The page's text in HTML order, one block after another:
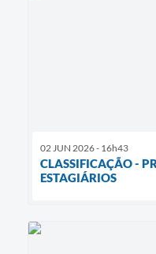
02 JUN 2026 - 16h43
CLASSIFICAÇÃO -
ESTAGIÁRIOS